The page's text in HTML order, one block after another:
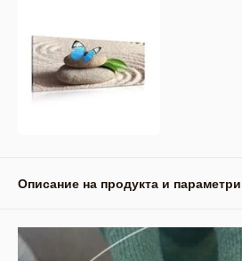
Описание на продукта и параметри